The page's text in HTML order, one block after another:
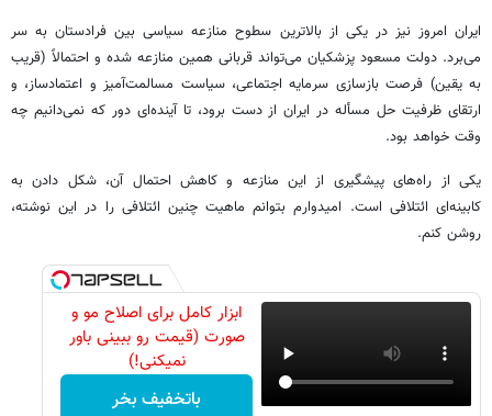
ایران امروز نیز در یکی از بالاترین سطوح منازعه سیاسی بین فرادستان به سر
می‌برد. دولت مسعود پزشکیان می‌تواند قربانی همین منازعه شده و احتمالاً (قریب
به یقین) فرصت بازسازی سرمایه اجتماعی، سیاست مسالمت‌آمیز و اعتمادساز، و
ارتقای ظرفیت حل مسأله در ایران از دست برود، تا آینده‌ای دور که نمی‌دانیم چه
وقت خواهد بود.
یکی از راه‌های پیشگیری از این منازعه و کاهش احتمال آن، شکل دادن به
کابینه‌ای ائتلافی است. امیدوارم بتوانم ماهیت چنین ائتلافی را در این نوشته،
روشن کنم.
ابزار کامل برای اصلاح مو و
صورت (قیمت رو ببینی باور
نمیکنی!)
باتخفیف بخر